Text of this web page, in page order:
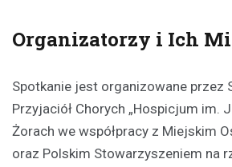
Organizatorzy i Ich
Spotkanie jest organizowane przez
Przyjaciół Chorych „Hospicjum im.
Żorach we współpracy z Miejskim
oraz Polskim Stowarzyszeniem na